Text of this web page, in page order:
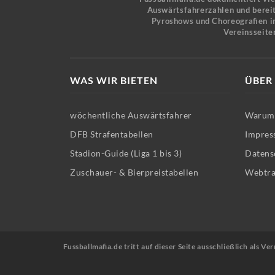
Auswärtsfahrerzahlen und
Pyroshows und
WAS WIR BIETEN
wöchentliche Auswärtsfahrer
DFB Strafentabellen
Stadion-Guide (Liga 1 bis 3)
Zuschauer- & Bierpreistabellen
ÜBER
Fussballmafia.de tritt auf dieser Seite ausschließlich als